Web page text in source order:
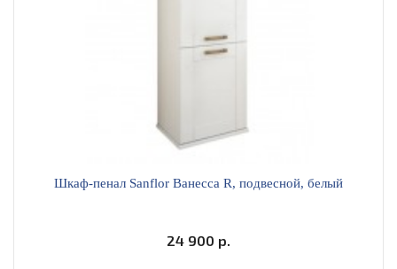
Шкаф-пенал Sanflor Ванесса R, подвесной, белый
24 900 р.